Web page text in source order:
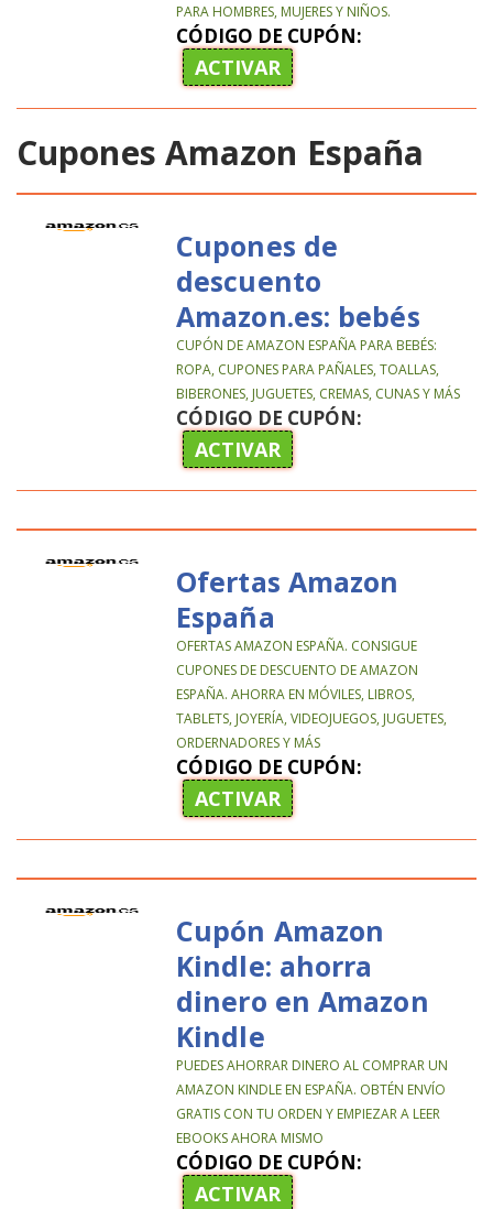
PARA HOMBRES, MUJERES Y NIÑOS.
CÓDIGO DE CUPÓN:
ACTIVAR
Cupones Amazon España
Cupones de
descuento
Amazon.es: bebés
CUPÓN DE AMAZON ESPAÑA PARA BEBÉS:
ROPA, CUPONES PARA PAÑALES, TOALLAS,
BIBERONES, JUGUETES, CREMAS, CUNAS Y MÁS
CÓDIGO DE CUPÓN:
ACTIVAR
Ofertas Amazon
España
OFERTAS AMAZON ESPAÑA. CONSIGUE
CUPONES DE DESCUENTO DE AMAZON
ESPAÑA. AHORRA EN MÓVILES, LIBROS,
TABLETS, JOYERÍA, VIDEOJUEGOS, JUGUETES,
ORDERNADORES Y MÁS
CÓDIGO DE CUPÓN:
ACTIVAR
Cupón Amazon
Kindle: ahorra
dinero en Amazon
Kindle
PUEDES AHORRAR DINERO AL COMPRAR UN
AMAZON KINDLE EN ESPAÑA. OBTÉN ENVÍO
GRATIS CON TU ORDEN Y EMPIEZAR A LEER
EBOOKS AHORA MISMO
CÓDIGO DE CUPÓN:
ACTIVAR